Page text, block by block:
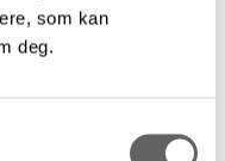
som kan
deg.
opera og